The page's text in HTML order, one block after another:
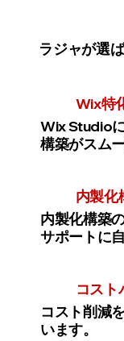
ラジャが選
Wix特
Wix Studio
構築がスム
内製化
内製化構築
サポートに
コスト
コスト削減
います。